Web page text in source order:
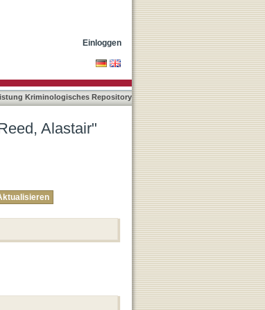
Einloggen
Kriminologisches Repository
Alastair"